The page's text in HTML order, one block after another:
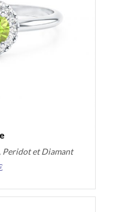
et Diamant